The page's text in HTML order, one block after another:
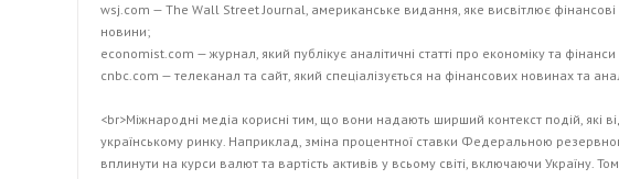
wsj.com — The Wall Street Journal, американське видання, яке висвітлює фінансові
новини;
economist.com — журнал, який публікує аналітичні статті про економіку та
cnbc.com — телеканал та сайт, який спеціалізується на фінансових новинах та
<br>Міжнародні медіа корисні тим, що вони надають ширший контекст подій, які
українському ринку. Наприклад, зміна процентної ставки Федеральною
вплинути на курси валют та вартість активів у всьому світі, включаючи Україну.